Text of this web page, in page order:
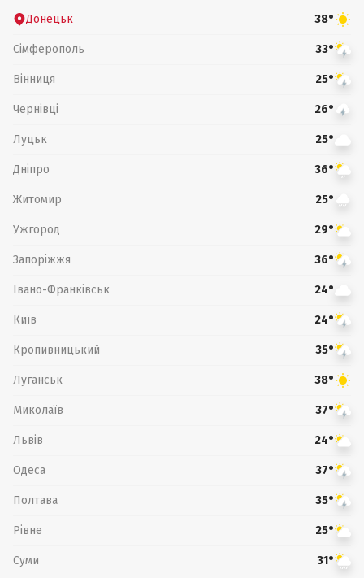
Донецьк 38°
Сімферополь 33°
Вінниця 25°
Чернівці 26°
Луцьк 25°
Дніпро 36°
Житомир 25°
Ужгород 29°
Запоріжжя 36°
Івано-Франківськ 24°
Київ 24°
Кропивницький 35°
Луганськ 38°
Миколаїв 37°
Львів 24°
Одеса 37°
Полтава 35°
Рівне 25°
Суми 31°